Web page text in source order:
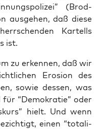
(Brod­
aus­ge­hen, daß die­se
Kar­tells
ist.
zu erken­nen, daß wir
Ero­si­on des
sowie des­sen, was
“Demo­kra­tie” oder
hielt. Und wenn
einen “tota­li­